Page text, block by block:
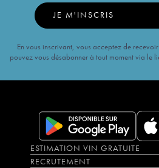
JE M'INSCRIS
En vous inscrivant, vous acceptez de
pouvez vous désabonner à tout moment via le
ESTIMATION VIN GRATUITE
RECRUTEMENT